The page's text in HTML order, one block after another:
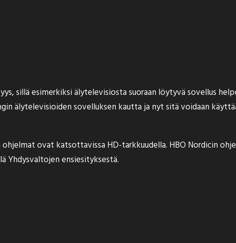
sillä esimerkiksi älytelevisiosta suoraan löytyvä sovellus
älytelevisioiden sovelluksen kautta ja nyt sitä voidaan
ovat katsottavissa HD-tarkkuudella. HBO Nordicin
Yhdysvaltojen ensiesityksestä.